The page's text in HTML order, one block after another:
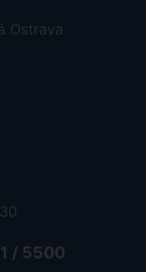
Ostrava
/ 5500